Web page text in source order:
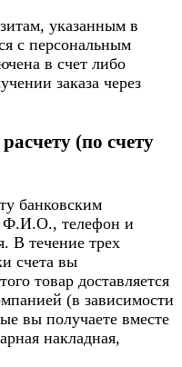
указанным в
с персональным
в счет либо
заказа через
(по счету
банковским
Ф.И.О., телефон и
В течение трех
счета вы
товар доставляется
(в зависимости
вы получаете вместе
накладная,